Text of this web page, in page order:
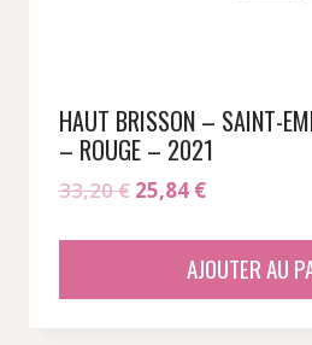
HAUT BRISSON – SAINT-
– ROUGE – 2021
33,20€ Le
était :
25,84 €Le
est :
AJOUTER AU